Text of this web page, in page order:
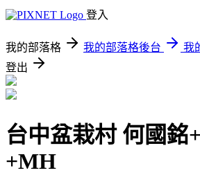
登入
我的部落格 我的部落格後台
我
登出
台中盆栽村 何國銘
+MH